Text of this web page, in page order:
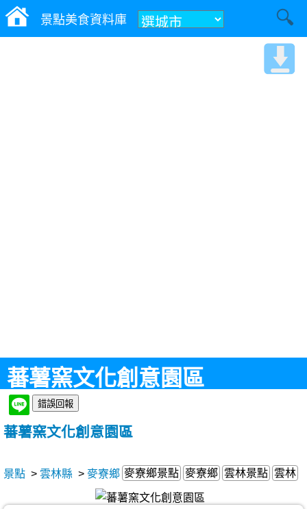
景點美食資料庫
蕃薯窯文化創意園區
蕃薯窯文化創意園區
景點 > 雲林縣 > 麥寮鄉 麥寮鄉景點 麥寮鄉 雲林景點 雲林